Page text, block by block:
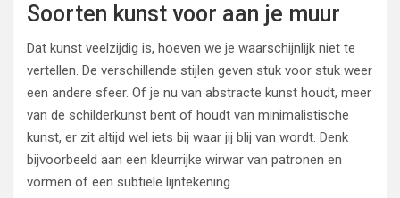
Soorten kunst voor aan je muur
Dat kunst veelzijdig is, hoeven we je waarschijnlijk niet te
vertellen. De verschillende stijlen geven stuk voor stuk weer
een andere sfeer. Of je nu van abstracte kunst houdt, meer
van de schilderkunst bent of houdt van minimalistische
kunst, er zit altijd wel iets bij waar jij blij van wordt. Denk
bijvoorbeeld aan een kleurrijke wirwar van patronen en
vormen of een subtiele lijntekening.